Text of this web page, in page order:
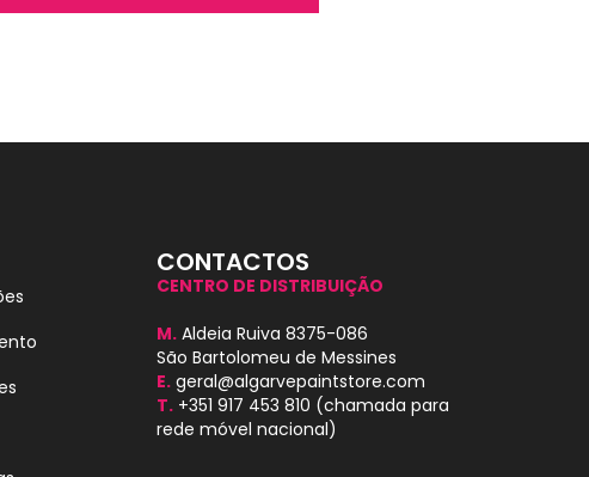
CONTACTOS
CENTRO DE DISTRIBUIÇÃO
M. Aldeia Ruiva 8375-086
São Bartolomeu de Messines
E. geral@algarvepaintstore.com
T. +351 917 453 810 (chamada para
rede móvel nacional)